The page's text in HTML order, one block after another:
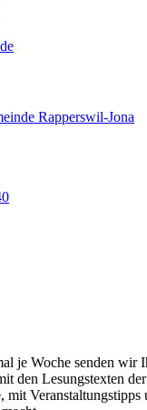
Rapperswil-Jona
je Woche senden wir
den Lesungstexten der
mit